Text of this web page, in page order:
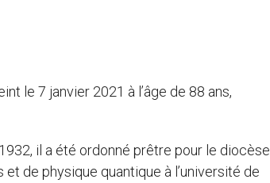
le 7 janvier 2021 à l’âge de 88 ans,
il a été ordonné prêtre pour le diocèse
de physique quantique à l’université de